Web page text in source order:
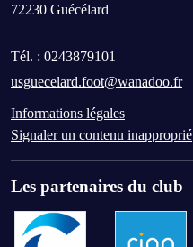
72230 Guécélard
Tél. : 0243879101
usguecelard.foot@wanadoo.fr
Informations légales
Signaler un contenu inapproprié
Les partenaires du club